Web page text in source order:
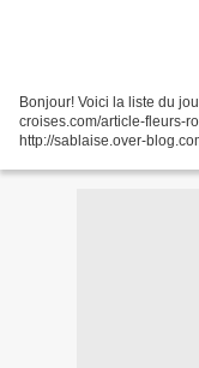
Bonjour! Voici la liste du
croises.com/article-fleurs-
http://sablaise.over-